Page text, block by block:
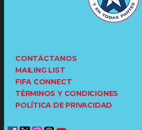
CONTÁCTANOS
MAILING LIST
FIFA CONNECT
TÉRMINOS Y CONDICIONES
POLÍTICA DE PRIVACIDAD